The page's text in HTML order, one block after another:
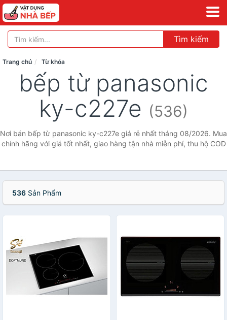
Tìm kiếm
Trang chủ Từ khóa
bếp từ panasonic
ky-c227e (536)
Nơi bán bếp từ panasonic ky-c227e giá rẻ nhất tháng 08/2026. Mua
chính hãng với giá tốt nhất, giao hàng tận nhà miễn phí, thu hộ COD
536 Sản Phẩm